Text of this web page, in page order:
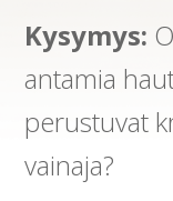
Kysymys:
antamia
perustuvat
vainaja?